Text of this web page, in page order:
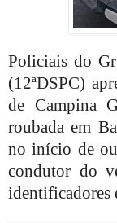
Policiais do
(12ªDSPC)
de Campina
roubada em
no início de
condutor do
identificadores